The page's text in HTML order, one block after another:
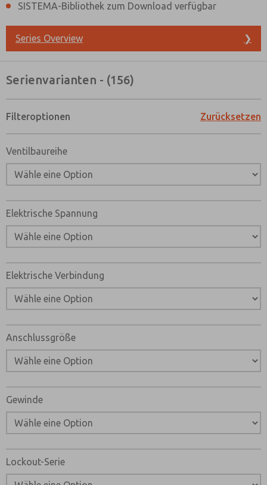
SISTEMA-Bibliothek zum Download verfügbar
Series Overview ❯
Serienvarianten - (156)
Filteroptionen Zurücksetzen
Ventilbaureihe
Elektrische Spannung
Elektrische Verbindung
Anschlussgröße
Gewinde
Lockout-Serie
Bevorzugte Kontaktmethode?
Email
Telefon
Bitte senden Sie mir entsprechend Ihrer
jederzeit widerruflich Informationen zu Ihrem
*Ja, ich habe die Datenschutzerklärung gelesen und bin
dass die von mir angegebenen Daten elektronisch
Kontaktformulars stimme ich der Verarbeitung zu.